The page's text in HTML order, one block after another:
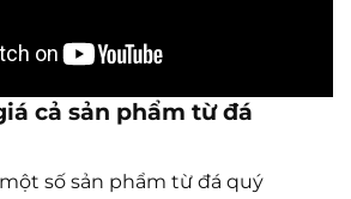
cả sản phẩm từ đá
số sản phẩm từ đá quý